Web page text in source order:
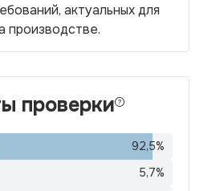
актуальных для
производстве.
проверки
92,5%
5,7%